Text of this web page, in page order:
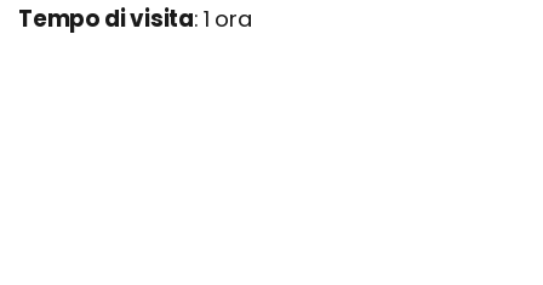
Tempo di visita: 1 ora